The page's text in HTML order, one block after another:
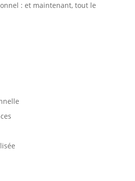
: et maintenant, tout le